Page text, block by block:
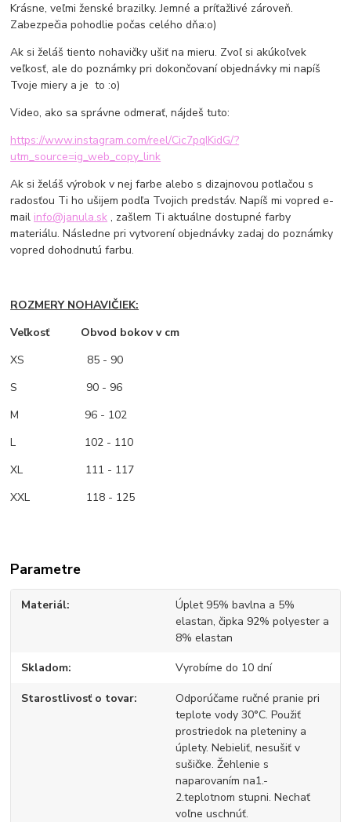
Krásne, veľmi ženské brazilky. Jemné a príťažlivé zároveň.
Zabezpečia pohodlie počas celého dňa:o)
Ak si želáš tiento nohavičky ušiť na mieru. Zvoľ si akúkoľvek
veľkosť, ale do poznámky pri dokončovaní objednávky mi napíš
Tvoje miery a je to :o)
Video, ako sa správne odmerať, nájdeš tuto:
https://www.instagram.com/reel/Cic7pqIKidG/?
utm_source=ig_web_copy_link
Ak si želáš výrobok v nej farbe alebo s dizajnovou potlačou s
radosťou Ti ho ušijem podľa Tvojich predstáv. Napíš mi vopred e-
mail info@janula.sk , zašlem Ti aktuálne dostupné farby
materiálu. Následne pri vytvorení objednávky zadaj do poznámky
vopred dohodnutú farbu.
ROZMERY NOHAVIČIEK:
Veľkosť Obvod bokov v cm
XS
85 - 90
S 90 - 96
M
96 - 102
L 102 - 110
XL 111 - 117
XXL 118 - 125
Parametre
Materiál
Úplet 95% bavlna a 5%
elastan, čipka 92% polyester a
8% elastan
Skladom Vyrobíme do 10 dní
Starostlivosť o tovar
Odporúčame ručné pranie pri
teplote vody 30°C. Použiť
prostriedok na pleteniny a
úplety. Nebieliť, nesušiť v
sušičke. Žehlenie s
naparovaním na1.-
2.teplotnom stupni. Nechať
voľne uschnúť.